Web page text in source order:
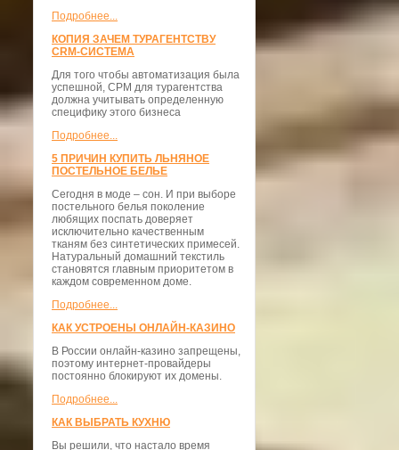
Подробнее...
КОПИЯ ЗАЧЕМ ТУРАГЕНТСТВУ
CRM-СИСТЕМА
Для того чтобы автоматизация была
успешной, СРМ для турагентства
должна учитывать определенную
специфику этого бизнеса
Подробнее...
5 ПРИЧИН КУПИТЬ ЛЬНЯНОЕ
ПОСТЕЛЬНОЕ БЕЛЬЕ
Сегодня в моде – сон. И при выборе
постельного белья поколение
любящих поспать доверяет
исключительно качественным
тканям без синтетических примесей.
Натуральный домашний текстиль
становятся главным приоритетом в
каждом современном доме.
Подробнее...
КАК УСТРОЕНЫ ОНЛАЙН-КАЗИНО
В России онлайн-казино запрещены,
поэтому интернет-провайдеры
постоянно блокируют их домены.
Подробнее...
КАК ВЫБРАТЬ КУХНЮ
Вы решили, что настало время